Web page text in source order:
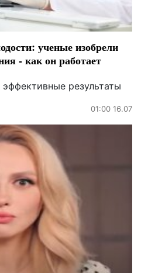
ученые изобрели
- как он работает
результаты
01:00 16.07